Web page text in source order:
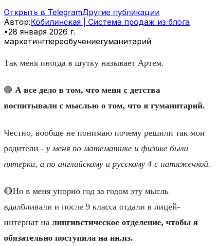
Открыть в TelegramДругие публикации
Автор:Кобилинская | Система продаж из блога
•28 января 2026 г.
маркетингпереобучениегуманитарий
Так меня иногда в шутку называет Артем.
🟢 А все дело в том, что меня с детства
воспитывали с мыслью о том, что я гуманитарий.
Честно, вообще не понимаю почему решили так мои
родители - у меня по математике и физике были
пятерки, а по английскому и русскому 4 с натяжечкой.
🔴Но в меня упорно год за годом эту мысль
вдалбливали и после 9 класса отдали в лицей-
интернат на лингивстическое отделение, чтобы я
обязательно поступила на ин.яз.